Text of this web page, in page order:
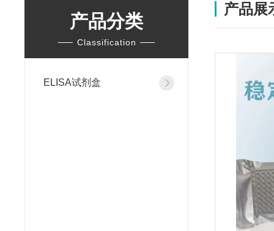
产品分类
Classification
ELISA试剂盒
产品展